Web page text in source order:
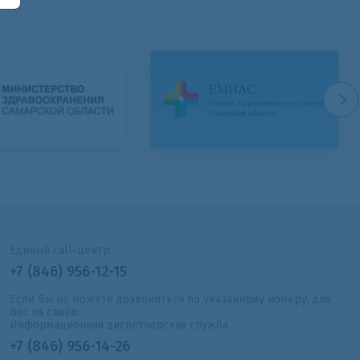
+7 (846) 956-12-15
+7 (846) 956-14-26